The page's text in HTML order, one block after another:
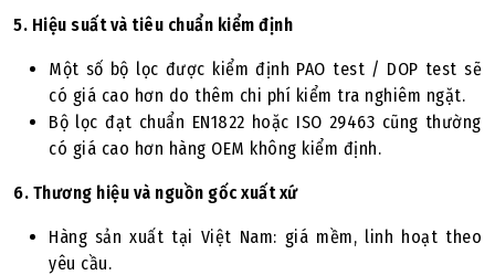
5. Hiệu suất và tiêu chuẩn kiểm định
Một số bộ lọc được kiểm định PAO test / DOP test sẽ
có giá cao hơn do thêm chi phí kiểm tra nghiêm ngặt.
Bộ lọc đạt chuẩn EN1822 hoặc ISO 29463 cũng thường
có giá cao hơn hàng OEM không kiểm định.
6. Thương hiệu và nguồn gốc xuất xứ
Hàng sản xuất tại Việt Nam: giá mềm, linh hoạt theo
yêu cầu.